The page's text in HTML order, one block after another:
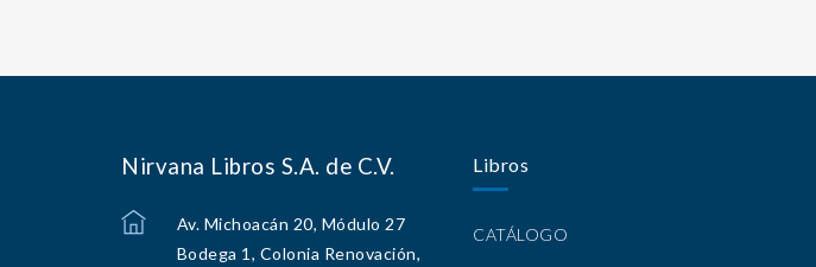
Nirvana Libros S.A. de C.V.
Av. Michoacán 20, Módulo 27
Bodega 1, Colonia Renovación,
Libros
CATÁLOGO